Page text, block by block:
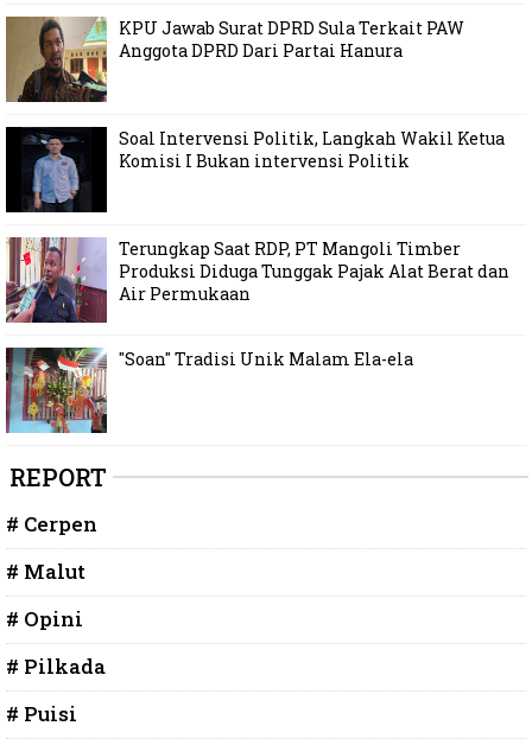
KPU Jawab Surat DPRD Sula Terkait PAW
Anggota DPRD Dari Partai Hanura
Soal Intervensi Politik, Langkah Wakil Ketua
Komisi I Bukan intervensi Politik
Terungkap Saat RDP, PT Mangoli Timber
Produksi Diduga Tunggak Pajak Alat Berat dan
Air Permukaan
"Soan" Tradisi Unik Malam Ela-ela
REPORT
# Cerpen
# Malut
# Opini
# Pilkada
# Puisi